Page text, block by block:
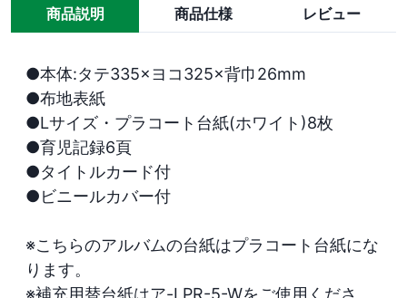
商品説明 商品仕様 レビュー
●本体:タテ335×ヨコ325×背巾26mm
●布地表紙
●Lサイズ・プラコート台紙(ホワイト)8枚
●育児記録6頁
●タイトルカード付
●ビニールカバー付
※こちらのアルバムの台紙はプラコート台紙にな
ります。
※補充用替台紙はア-LPR-5-Wをご使用くださ